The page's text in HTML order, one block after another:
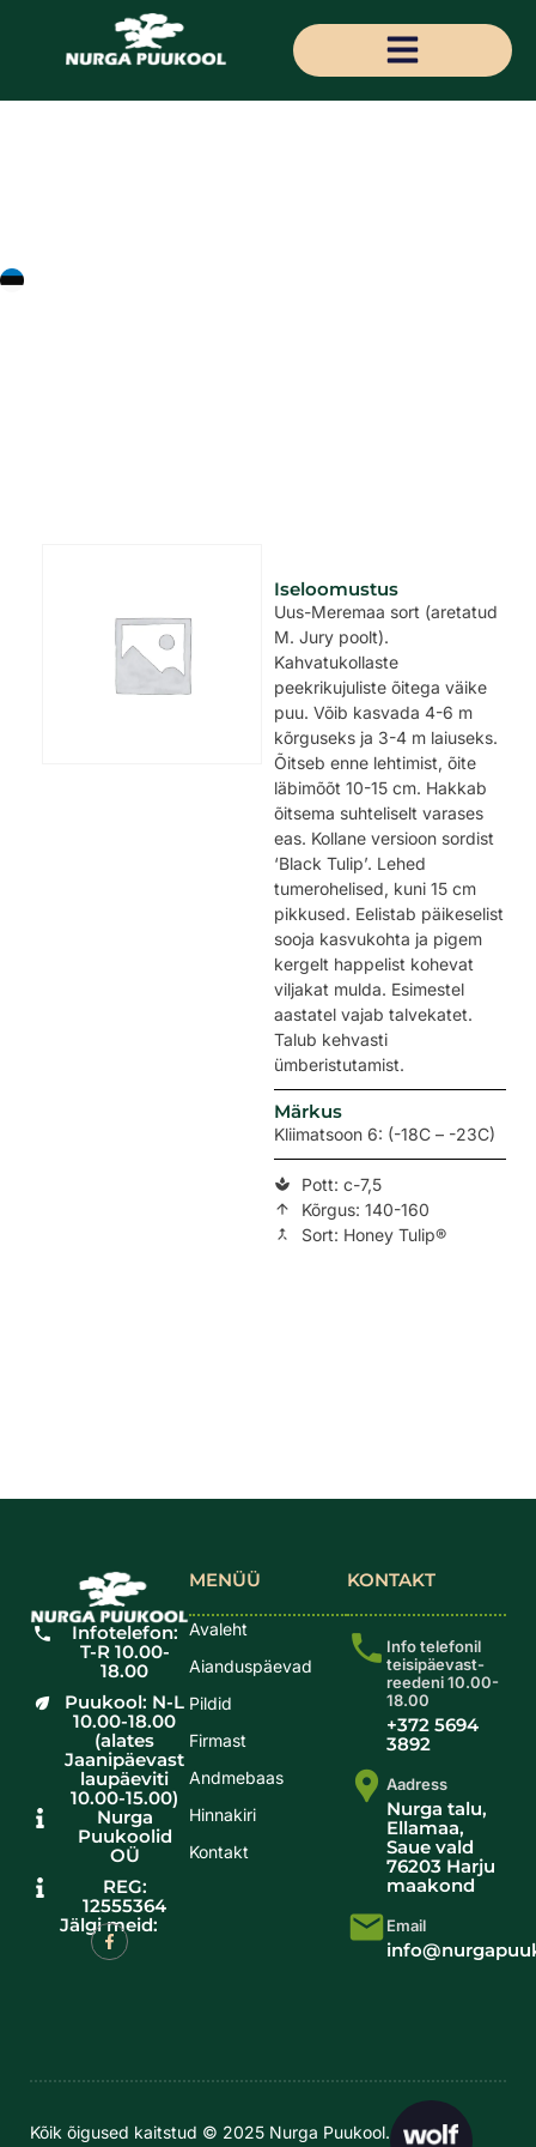
Iseloomustus
Uus-Meremaa sort (aretatud
M. Jury poolt).
Kahvatukollaste
peekrikujuliste õitega väike
puu. Võib kasvada 4-6 m
kõrguseks ja 3-4 m laiuseks.
Õitseb enne lehtimist, õite
läbimõõt 10-15 cm. Hakkab
õitsema suhteliselt varases
eas. Kollane versioon sordist
‘Black Tulip’. Lehed
tumerohelised, kuni 15 cm
pikkused. Eelistab päikeselist
sooja kasvukohta ja pigem
kergelt happelist kohevat
viljakat mulda. Esimestel
aastatel vajab talvekatet.
Talub kehvasti
ümberistutamist.
Märkus
Kliimatsoon 6: (-18C – -23C)
Pott: c-7,5
Kõrgus: 140-160
Sort: Honey Tulip®
Infotelefon:
T-R 10.00-
18.00
Puukool: N-L
10.00-18.00
(alates
Jaanipäevast
laupäeviti
10.00-15.00)
Nurga
Puukoolid
OÜ
REG:
12555364
Jälgi meid:
MENÜÜ
Avaleht
Aianduspäevad
Pildid
Firmast
Andmebaas
Hinnakiri
Kontakt
KONTAKT
Info telefonil
teisipäevast-
reedeni 10.00-
18.00
+372 5694
3892
Aadress
Nurga talu,
Ellamaa,
Saue vald
76203 Harju
maakond
Email
Kõik õigused kaitstud © 2025 Nurga Puukool.